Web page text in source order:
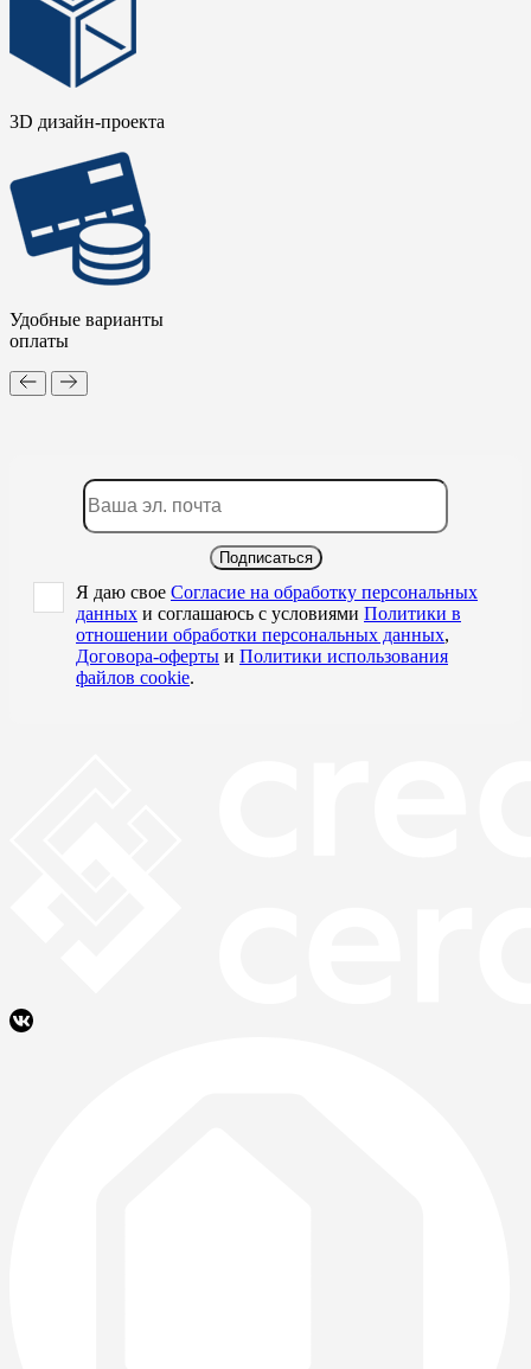
3D дизайн-проекта
Удобные варианты
оплаты
Подписаться
Я даю свое Согласие на обработку персональных
данных и соглашаюсь с условиями Политики в
отношении обработки персональных данных,
Договора-оферты и Политики использования
файлов cookie.